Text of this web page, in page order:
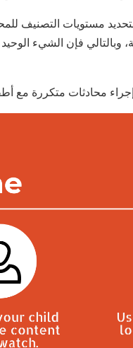
بتحديد مستويات التصنيف
وبالتالي فإن الشيء
محادثات متكررة مع